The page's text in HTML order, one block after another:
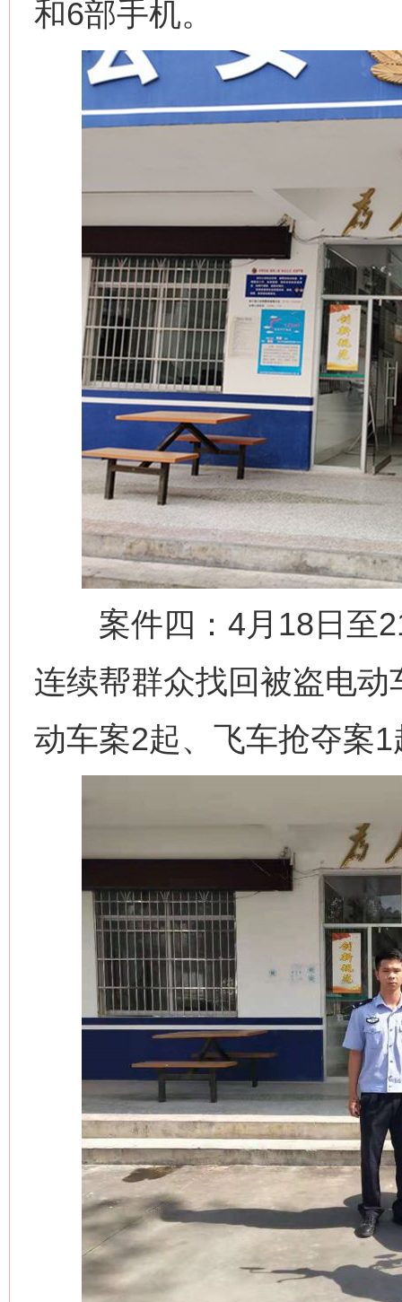
和6部手机。
案件四：4月18日至
连续帮群众找回被盗电
动车案2起、飞车抢夺案